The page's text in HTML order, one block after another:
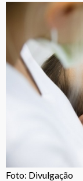
Foto: Divulgação